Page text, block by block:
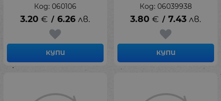
Код: 060106
3.20 € / 6.26 лв.
КУПИ
Код: 06039938
3.80 € / 7.43 лв.
КУПИ